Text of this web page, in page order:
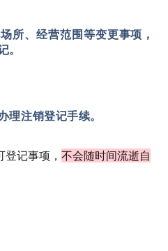
所、经营范围等变更事项，
。
理注销登记手续。
记事项， 不会随时间流逝自